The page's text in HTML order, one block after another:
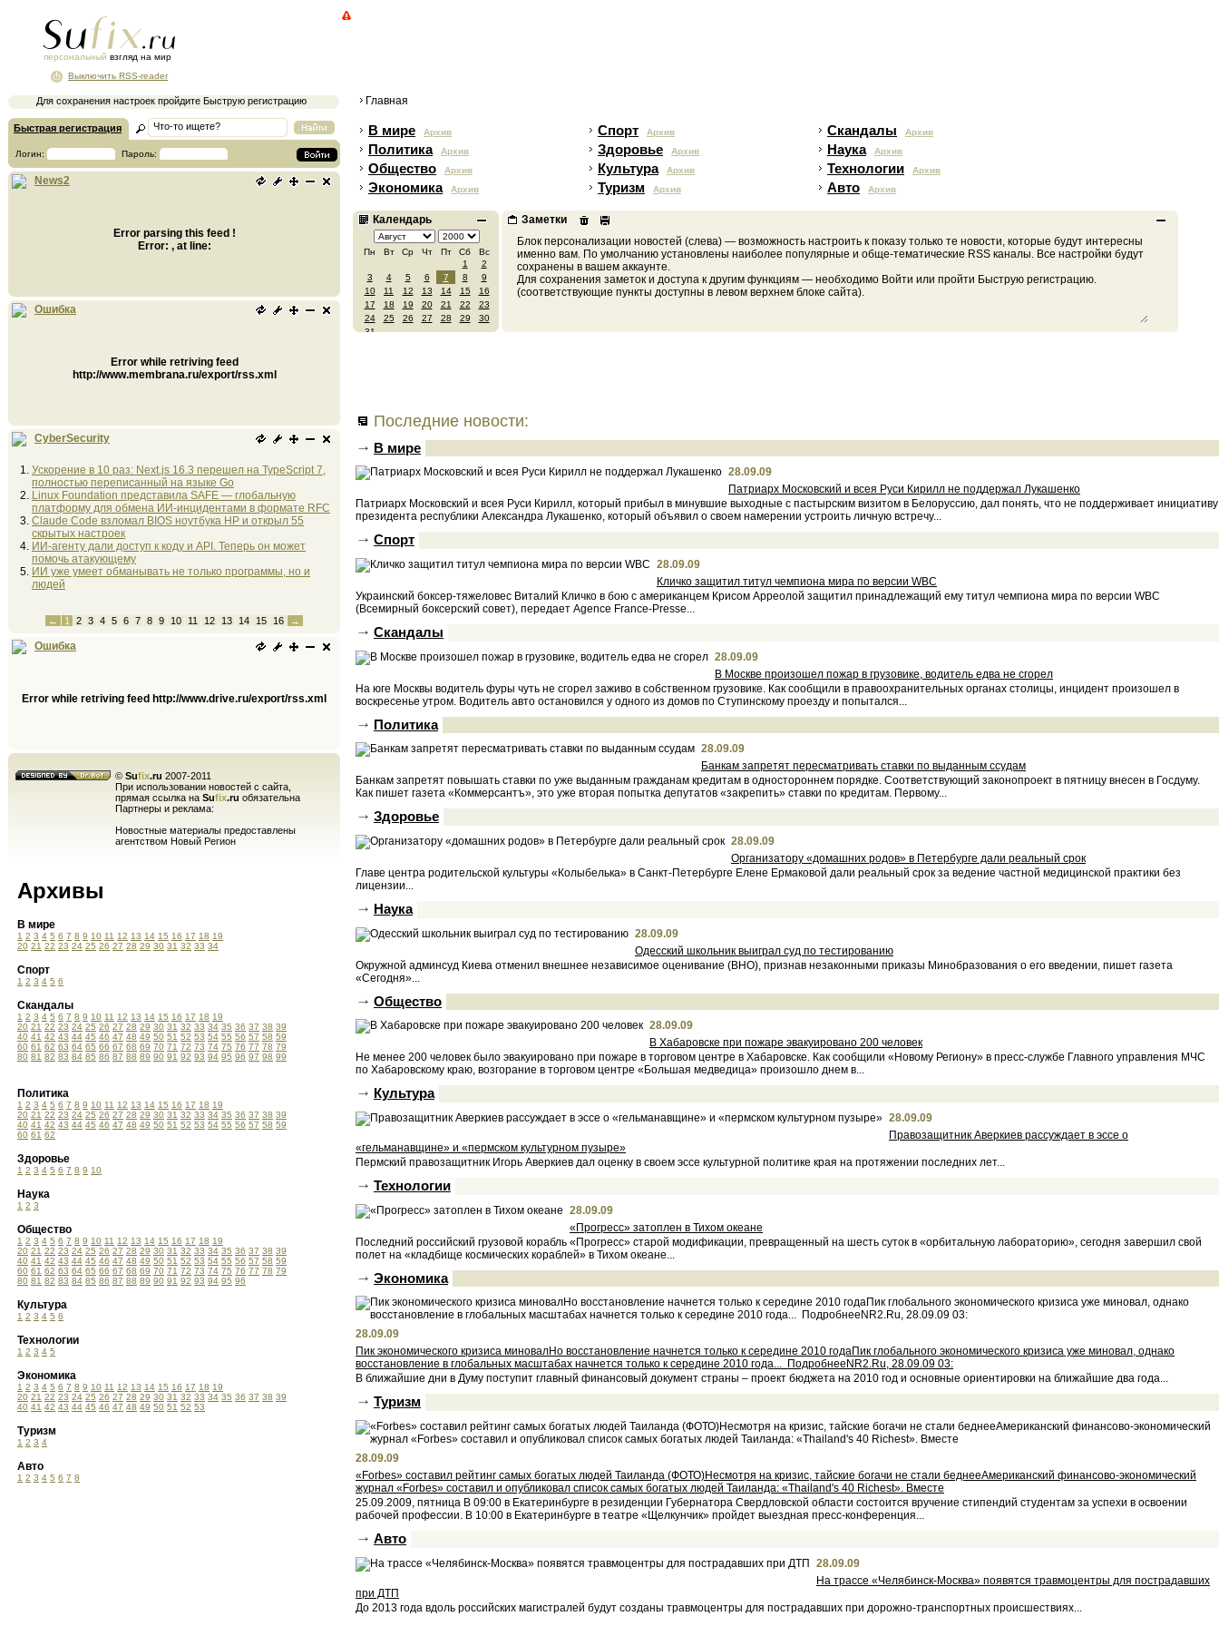
персональный взгляд на мир
Для сохранения настроек пройдите Быструю регистрацию
Выключить RSS-reader
Быстрая регистрация
Логин: Пароль:
News2
Error parsing this feed !
Error: , at line:
Ошибка
Error while retriving feed
http://www.membrana.ru/export/rss.xml
CyberSecurity
Ускорение в 10 раз: Next.js 16.3 перешел на TypeScript 7,
полностью переписанный на языке Go
Linux Foundation представила SAFE — глобальную
платформу для обмена ИИ-инцидентами в формате RFC
Claude Code взломал BIOS ноутбука HP и открыл 55
скрытых настроек
ИИ-агенту дали доступ к коду и API. Теперь он может
помочь атакующему
ИИ уже умеет обманывать не только программы, но и
людей
← 1 2 3 4 5 6 7 8 9 10 11 12 13 14 15 16 →
Ошибка
Error while retriving feed http://www.drive.ru/export/rss.xml
© Sufix.ru 2007-2011
При использовании новостей с сайта,
прямая ссылка на Sufix.ru обязательна
Партнеры и реклама:
Новостные материалы предоставлены
агентством Новый Регион
Архивы
В мире
1 2 3 4 5 6 7 8 9 10 11 12 13 14 15 16 17 18 19
20 21 22 23 24 25 26 27 28 29 30 31 32 33 34
Спорт
1 2 3 4 5 6
Скандалы
1 2 3 4 5 6 7 8 9 10 11 12 13 14 15 16 17 18 19
20 21 22 23 24 25 26 27 28 29 30 31 32 33 34 35 36 37 38 39
40 41 42 43 44 45 46 47 48 49 50 51 52 53 54 55 56 57 58 59
60 61 62 63 64 65 66 67 68 69 70 71 72 73 74 75 76 77 78 79
80 81 82 83 84 85 86 87 88 89 90 91 92 93 94 95 96 97 98 99
Политика
1 2 3 4 5 6 7 8 9 10 11 12 13 14 15 16 17 18 19
20 21 22 23 24 25 26 27 28 29 30 31 32 33 34 35 36 37 38 39
40 41 42 43 44 45 46 47 48 49 50 51 52 53 54 55 56 57 58 59
60 61 62
Здоровье
1 2 3 4 5 6 7 8 9 10
Наука
1 2 3
Общество
1 2 3 4 5 6 7 8 9 10 11 12 13 14 15 16 17 18 19
20 21 22 23 24 25 26 27 28 29 30 31 32 33 34 35 36 37 38 39
40 41 42 43 44 45 46 47 48 49 50 51 52 53 54 55 56 57 58 59
60 61 62 63 64 65 66 67 68 69 70 71 72 73 74 75 76 77 78 79
80 81 82 83 84 85 86 87 88 89 90 91 92 93 94 95 96
Культура
1 2 3 4 5 6
Технологии
1 2 3 4 5
Экономика
1 2 3 4 5 6 7 8 9 10 11 12 13 14 15 16 17 18 19
20 21 22 23 24 25 26 27 28 29 30 31 32 33 34 35 36 37 38 39
40 41 42 43 44 45 46 47 48 49 50 51 52 53
Туризм
1 2 3 4
Авто
1 2 3 4 5 6 7 8
Главная
В мире Архив Спорт Архив Скандалы Архив
Политика Архив Здоровье Архив Наука Архив
Общество Архив Культура Архив Технологии Архив
Экономика Архив Туризм Архив Авто Архив
Календарь
Пн Вт Ср Чт Пт Сб
Вс
1
2
3
4 5 6 7 8
9
10
11 12 13 14 15
16
17
18 19 20 21 22
23
24
25 26 27 28 29
30
31
Заметки
Последние новости:
В мире
28.09.09
Патриарх Московский и всея Руси Кирилл не поддержал Лукашенко
Патриарх Московский и всея Руси Кирилл, который прибыл в минувшие выходные с пастырским визитом в Белоруссию, дал понять, что не поддерживает инициативу
президента республики Александра Лукашенко, который объявил о своем намерении устроить личную встречу...
Спорт
28.09.09
Кличко защитил титул чемпиона мира по версии WBC
Украинский боксер-тяжеловес Виталий Кличко в бою с американцем Крисом Арреолой защитил принадлежащий ему титул чемпиона мира по версии WBC
(Всемирный боксерский совет), передает Agence France-Presse...
Скандалы
28.09.09
В Москве произошел пожар в грузовике, водитель едва не сгорел
На юге Москвы водитель фуры чуть не сгорел заживо в собственном грузовике. Как сообщили в правоохранительных органах столицы, инцидент произошел в
воскресенье утром. Водитель авто остановился у одного из домов по Ступинскому проезду и попытался...
Политика
28.09.09
Банкам запретят пересматривать ставки по выданным ссудам
Банкам запретят повышать ставки по уже выданным гражданам кредитам в одностороннем порядке. Соответствующий законопроект в пятницу внесен в Госдуму.
Как пишет газета «Коммерсантъ», это уже вторая попытка депутатов «закрепить» ставки по кредитам. Первому...
Здоровье
28.09.09
Организатору «домашних родов» в Петербурге дали реальный срок
Главе центра родительской культуры «Колыбелька» в Санкт-Петербурге Елене Ермаковой дали реальный срок за ведение частной медицинской практики без
лицензии...
Наука
28.09.09
Одесский школьник выиграл суд по тестированию
Окружной админсуд Киева отменил внешнее независимое оценивание (ВНО), признав незаконными приказы Минобразования о его введении, пишет газета
«Сегодня»...
Общество
28.09.09
В Хабаровске при пожаре эвакуировано 200 человек
Не менее 200 человек было эвакуировано при пожаре в торговом центре в Хабаровске. Как сообщили «Новому Региону» в пресс-службе Главного управления МЧС
по Хабаровскому краю, возгорание в торговом центре «Большая медведица» произошло днем в...
Культура
28.09.09
Правозащитник Аверкиев рассуждает в эссе о
«гельманавщине» и «пермском культурном пузыре»
Пермский правозащитник Игорь Аверкиев дал оценку в своем эссе культурной политике края на протяжении последних лет...
Технологии
28.09.09
«Прогресс» затоплен в Тихом океане
Последний российский грузовой корабль «Прогресс» старой модификации, превращенный на шесть суток в «орбитальную лабораторию», сегодня завершил свой
полет на «кладбище космических кораблей» в Тихом океане...
Экономика
28.09.09
Пик экономического кризиса миновалНо восстановление начнется только к середине 2010 годаПик глобального экономического кризиса уже миновал, однако
восстановление в глобальных масштабах начнется только к середине 2010 года... ПодробнееNR2.Ru, 28.09.09 03:
В ближайшие дни в Думу поступит главный финансовый документ страны – проект бюджета на 2010 год и основные ориентировки на ближайшие два года...
Туризм
28.09.09
«Forbes» составил рейтинг самых богатых людей Таиланда (ФОТО)Несмотря на кризис, тайские богачи не стали беднееАмериканский финансово-экономический
журнал «Forbes» составил и опубликовал список самых богатых людей Таиланда: «Thailand's 40 Richest». Вместе
25.09.2009, пятница В 09:00 в Екатеринбурге в резиденции Губернатора Свердловской области состоится вручение стипендий студентам за успехи в освоении
рабочей профессии. В 10:00 в Екатеринбурге в театре «Щелкунчик» пройдет выездная пресс-конференция...
Авто
28.09.09
На трассе «Челябинск-Москва» появятся травмоцентры для пострадавших
при ДТП
До 2013 года вдоль российских магистралей будут созданы травмоцентры для пострадавших при дорожно-транспортных происшествиях...